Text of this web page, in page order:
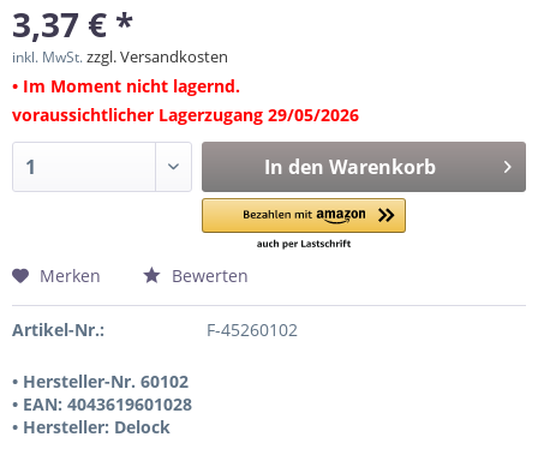
3,37 € *
inkl. MwSt.zzgl. Versandkosten
• Im Moment nicht lagernd.
voraussichtlicher Lagerzugang 29/05/2026
In den Warenkorb
Merken Bewerten
Artikel-Nr.: F-45260102
• Hersteller-Nr. 60102
• EAN: 4043619601028
• Hersteller: Delock